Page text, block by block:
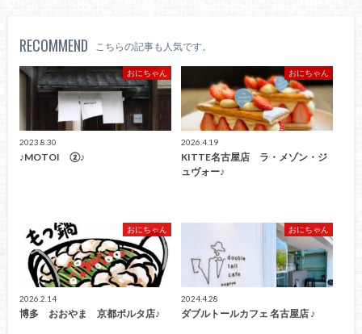
RECOMMEND こちらの記事も人気です。
おにちゃん
2023.8.30
♪MOTOI ②♪
おにちゃん
2026.4.19
KITTE名古屋店 ラ・メゾン・ジ
ュヴォー♪
おにちゃん
2026.2.14
博多 おおやま 京都ポルタ店♪
おにちゃん
2024.4.28
ダブルトールカフェ 名古屋店 ♪